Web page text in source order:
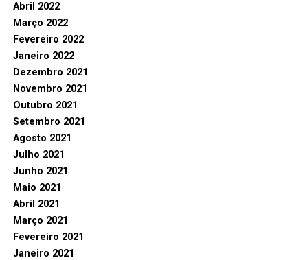
Abril 2022
Março 2022
Fevereiro 2022
Janeiro 2022
Dezembro 2021
Novembro 2021
Outubro 2021
Setembro 2021
Agosto 2021
Julho 2021
Junho 2021
Maio 2021
Abril 2021
Março 2021
Fevereiro 2021
Janeiro 2021